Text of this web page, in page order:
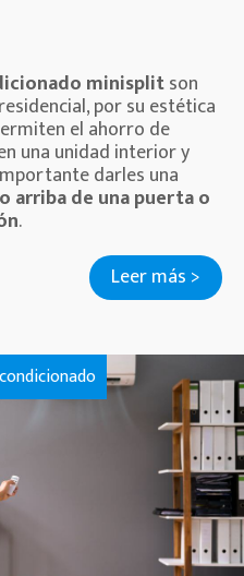
minisplitson
por su estética
el ahorro de
una unidad interior y
darles una
arriba de una puerta o
.
Leer más >